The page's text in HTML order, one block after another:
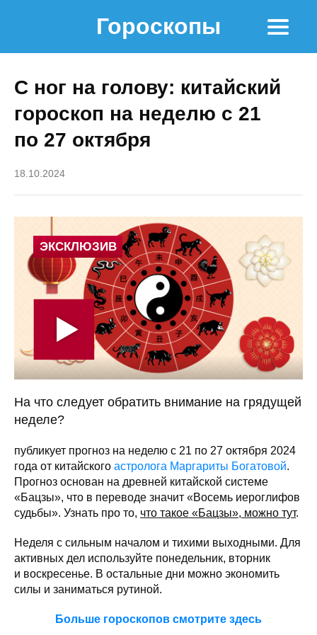
Гороскопы
С ног на голову: китайский
гороскоп на неделю с 21
по 27 октября
18.10.2024
На что следует обратить внимание на грядущей
неделе?
публикует прогноз на неделю с 21 по 27 октября 2024
года от китайского астролога Маргариты Богатовой.
Прогноз основан на древней китайской системе
«Бацзы», что в переводе значит «Восемь иероглифов
судьбы». Узнать про то, что такое «Бацзы», можно тут.
Неделя с сильным началом и тихими выходными. Для
активных дел используйте понедельник, вторник
и воскресенье. В остальные дни можно экономить
силы и заниматься рутиной.
Больше гороскопов смотрите здесь